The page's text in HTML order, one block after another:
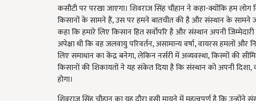
किसानों के सामने हैं, उस पर हमने बातचीत की है और संस्थान के सामने
कहा कि हमारे लिए किसान हित सर्वोपरि है और संस्थान अपनी
अपेक्षा थी कि वह जलवायु परिवर्तन, असामान्य वर्षा, वायरस हमलों और
लिए समाधान का केंद्र बनेगा, लेकिन नर्सरी में अव्यवस्था, किस्मों की
किसानों की शिकायतों ने यह संकेत दिया है कि संस्थान को अपनी दिशा,
होगा।
शिवराज सिंह चौहान का यह दौरा इसी मायने में महत्वपूर्ण है कि उन्होंने